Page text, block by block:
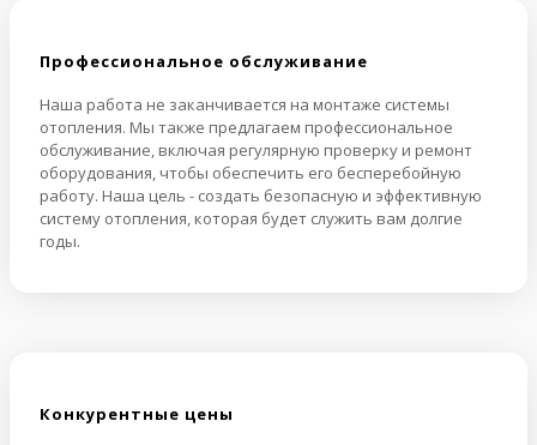
Профессиональное обслуживание
Наша работа не заканчивается на монтаже системы
отопления. Мы также предлагаем профессиональное
обслуживание, включая регулярную проверку и ремонт
оборудования, чтобы обеспечить его бесперебойную
работу. Наша цель - создать безопасную и эффективную
систему отопления, которая будет служить вам долгие
годы.
Конкурентные цены